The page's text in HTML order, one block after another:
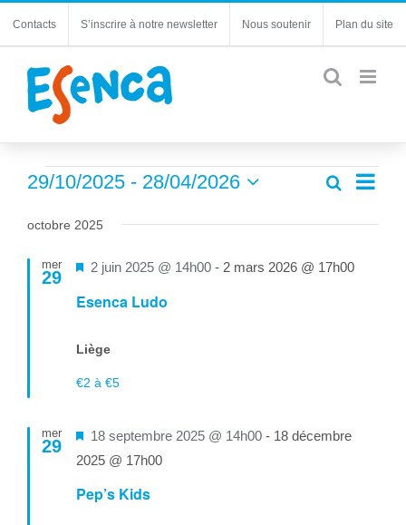
Contacts S’inscrire à notre newsletter Nous soutenir Plan du site
Évènements
de
Recherche
vues
Liste
29/10/2025 - 28/04/2026
une
octobre 2025
mer
29
Esenca Ludo
Mis
2 juin 2025 @ 14h00 - 2 mars 2026 @ 17h00
Liège
€2 à €5
mer
29
Pep’s Kids
Mis
en
18 septembre 2025 @ 14h00 - 18 décembre
2025 @ 17h00